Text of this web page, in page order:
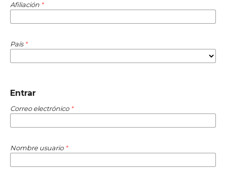
Afiliación *
País *
Entrar
Correo electrónico *
Nombre usuario *